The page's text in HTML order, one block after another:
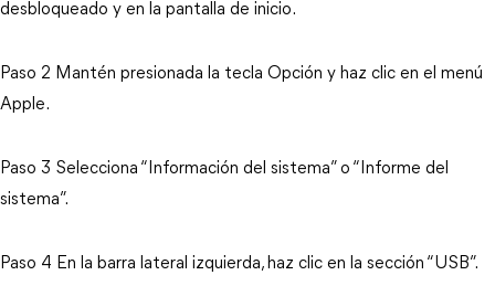
desbloqueado y en la pantalla de inicio.
Paso 2 Mantén presionada la tecla Opción y haz clic en el menú
Apple.
Paso 3 Selecciona “Información del sistema” o “Informe del
sistema”.
Paso 4 En la barra lateral izquierda, haz clic en la sección “USB”.